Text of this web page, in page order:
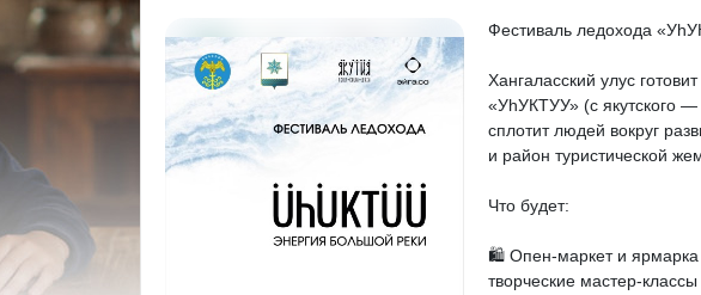
Фестиваль ледохода
Хангаласский улус
«УhУКТУУ» (с якутского
сплотит людей вокруг
и район туристической
Что будет:
🛍️ Опен-маркет и ярмарка
творческие мастер-классы